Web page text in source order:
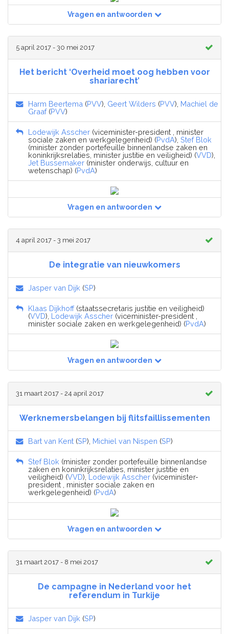
Vragen en antwoorden
5 april 2017 - 30 mei 2017
Het bericht ‘Overheid moet oog hebben voor
shariarecht’
Harm Beertema (PVV), Geert Wilders (PVV), Machiel de
Graaf(PVV)
Lodewijk Asscher (viceminister-president , minister
sociale zaken en werkgelegenheid) (PvdA), Stef Blok
(minister zonder portefeuille binnenlandse zaken en
koninkrijksrelaties, minister justitie en veiligheid) (VVD),
Jet Bussemaker (minister onderwijs, cultuur en
wetenschap) (PvdA)
Vragen en antwoorden
4 april 2017 - 3 mei 2017
De integratie van nieuwkomers
Jasper van Dijk (SP)
Klaas Dijkhoff(staatssecretaris justitie en veiligheid)
(VVD), Lodewijk Asscher (viceminister-president ,
minister sociale zaken en werkgelegenheid) (PvdA)
Vragen en antwoorden
31 maart 2017 - 24 april 2017
Werknemersbelangen bij flitsfaillissementen
Bart van Kent (SP), Michiel van Nispen (SP)
Stef Blok (minister zonder portefeuille binnenlandse
zaken en koninkrijksrelaties, minister justitie en
veiligheid) (VVD), Lodewijk Asscher (viceminister-
president , minister sociale zaken en
werkgelegenheid) (PvdA)
Vragen en antwoorden
31 maart 2017 - 8 mei 2017
De campagne in Nederland voor het
referendum in Turkije
Jasper van Dijk (SP)